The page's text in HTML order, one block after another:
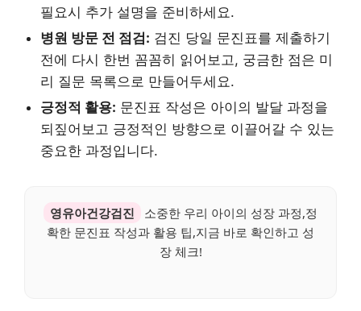
필요시 추가 설명을 준비하세요.
병원 방문 전 점검: 검진 당일 문진표를 제출하기
전에 다시 한번 꼼꼼히 읽어보고, 궁금한 점은 미
리 질문 목록으로 만들어두세요.
긍정적 활용: 문진표 작성은 아이의 발달 과정을
되짚어보고 긍정적인 방향으로 이끌어갈 수 있는
중요한 과정입니다.
영유아건강검진
소중한 우리 아이의 성장 과정,정
확한 문진표 작성과 활용 팁,지금 바로 확인하고 성
장 체크!